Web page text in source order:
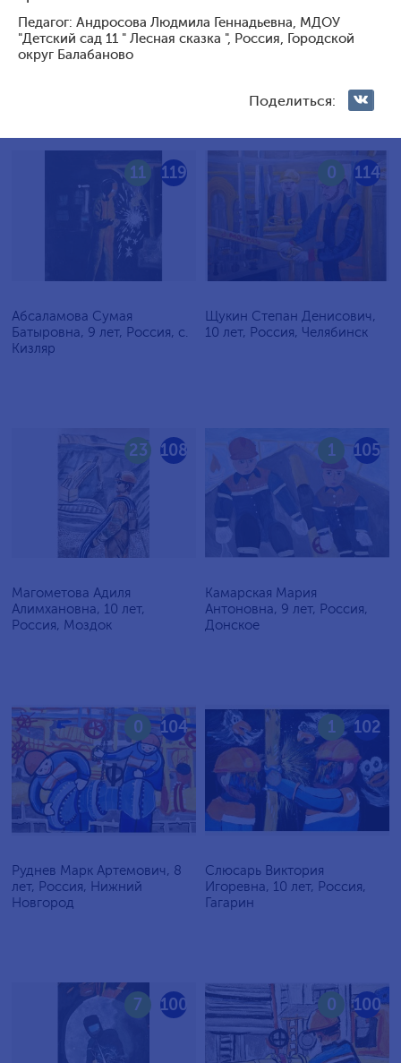
Педагог: Андросова Людмила Геннадьевна, МДОУ
"Детский сад 11 " Лесная сказка ", Россия, Городской
округ Балабаново
Поделиться:
Голосование жюри
Голосования зрителей
119
11
Абсаламова Сумая
Батыровна, 9 лет, Россия, с.
Кизляр
114
0
Щукин Степан Денисович,
10 лет, Россия, Челябинск
108
23
Магометова Адиля
Алимхановна, 10 лет,
Россия, Моздок
105
1
Камарская Мария
Антоновна, 9 лет, Россия,
Донское
104
0
Руднев Марк Артемович, 8
лет, Россия, Нижний
Новгород
102
1
Слюсарь Виктория
Игоревна, 10 лет, Россия,
Гагарин
100
7 100
0